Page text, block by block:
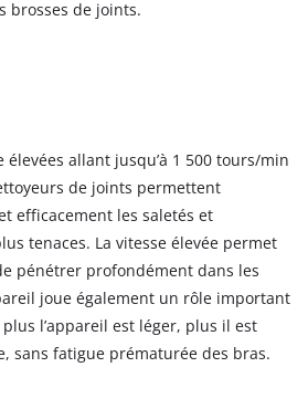
brosses de joints.
élevées allant jusqu’à 1 500 tours/min
de joints permettent
efficacement les saletés et
tenaces. La vitesse élevée permet
pénétrer profondément dans les
joue également un rôle important
l’appareil est léger, plus il est
sans fatigue prématurée des bras.